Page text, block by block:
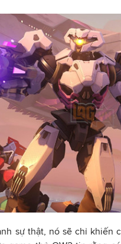
sự thật, nó sẽ chỉ khiến